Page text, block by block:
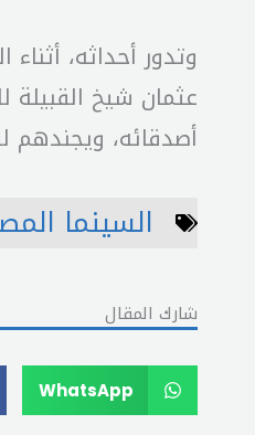
وتدور أحداثه،
عثمان شيخ
أصدقائه،
السينما
شارك المقال
WhatsApp